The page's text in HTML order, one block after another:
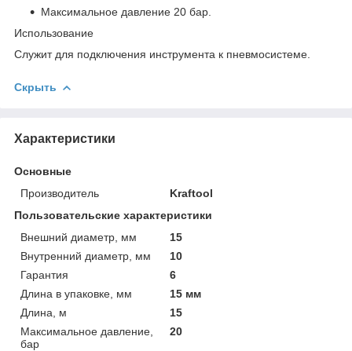
Максимальное давление 20 бар.
Использование
Служит для подключения инструмента к пневмосистеме.
Скрыть
Характеристики
Основные
Производитель
Kraftool
Пользовательские характеристики
Внешний диаметр, мм
15
Внутренний диаметр, мм
10
Гарантия
6
Длина в упаковке, мм
15 мм
Длина, м
15
Максимальное давление,
бар
20